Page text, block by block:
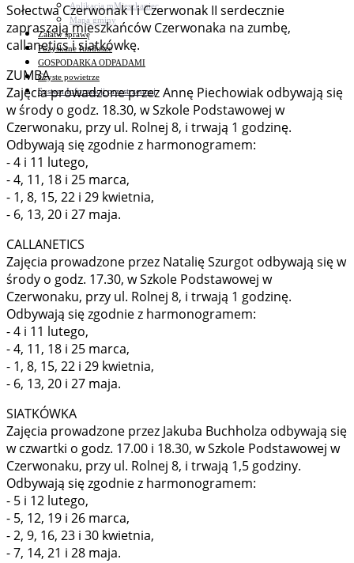
Aplikacja mMieszkaniec
Mapa gminy
Załatw sprawę
Pozyskane fundusze
GOSPODARKA ODPADAMI
Czyste powietrze
System Informacji przestrzennej
Sołectwa Czerwonak I i Czerwonak II serdecznie
zapraszają mieszkańców Czerwonaka na zumbę,
callanetics i siatkówkę.
ZUMBA
Zajęcia prowadzone przez Annę Piechowiak odbywają się
w środy o godz. 18.30, w Szkole Podstawowej w
Czerwonaku, przy ul. Rolnej 8, i trwają 1 godzinę.
Odbywają się zgodnie z harmonogramem:
- 4 i 11 lutego,
- 4, 11, 18 i 25 marca,
- 1, 8, 15, 22 i 29 kwietnia,
- 6, 13, 20 i 27 maja.
CALLANETICS
Zajęcia prowadzone przez Natalię Szurgot odbywają się w
środy o godz. 17.30, w Szkole Podstawowej w
Czerwonaku, przy ul. Rolnej 8, i trwają 1 godzinę.
Odbywają się zgodnie z harmonogramem:
- 4 i 11 lutego,
- 4, 11, 18 i 25 marca,
- 1, 8, 15, 22 i 29 kwietnia,
- 6, 13, 20 i 27 maja.
SIATKÓWKA
Zajęcia prowadzone przez Jakuba Buchholza odbywają się
w czwartki o godz. 17.00 i 18.30, w Szkole Podstawowej w
Czerwonaku, przy ul. Rolnej 8, i trwają 1,5 godziny.
Odbywają się zgodnie z harmonogramem:
- 5 i 12 lutego,
- 5, 12, 19 i 26 marca,
- 2, 9, 16, 23 i 30 kwietnia,
- 7, 14, 21 i 28 maja.